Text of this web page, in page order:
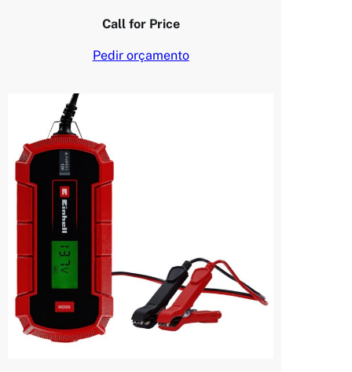
Call for Price
Pedir orçamento